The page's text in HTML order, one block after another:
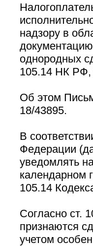
надзору в
документацию
однородных
105.14 НК РФ,
Об этом
18/43895.
В
Федерации
уведомлять
календарном
105.14
Согласно ст.
признаются
учетом